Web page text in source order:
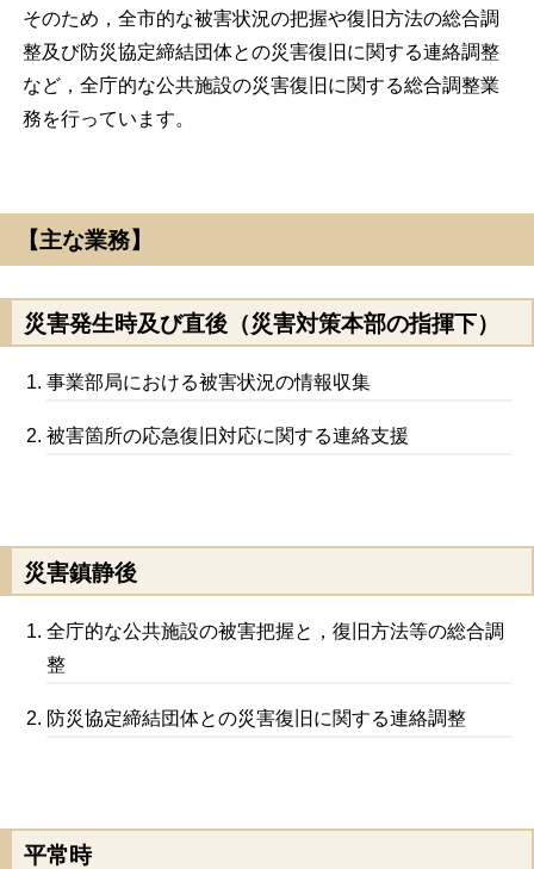
そのため，全市的な被害状況の把握や復旧方法の総合調
整及び防災協定締結団体との災害復旧に関する連絡調整
など，全庁的な公共施設の災害復旧に関する総合調整業
務を行っています。
【主な業務】
災害発生時及び直後（災害対策本部の指揮下）
事業部局における被害状況の情報収集
被害箇所の応急復旧対応に関する連絡支援
災害鎮静後
全庁的な公共施設の被害把握と，復旧方法等の総合調
整
防災協定締結団体との災害復旧に関する連絡調整
平常時